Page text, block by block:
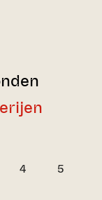
4 5